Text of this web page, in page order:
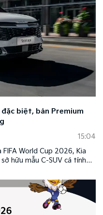
biệt, bản Premium
15:04
World Cup 2026, Kia
hữu mẫu C-SUV cá tính